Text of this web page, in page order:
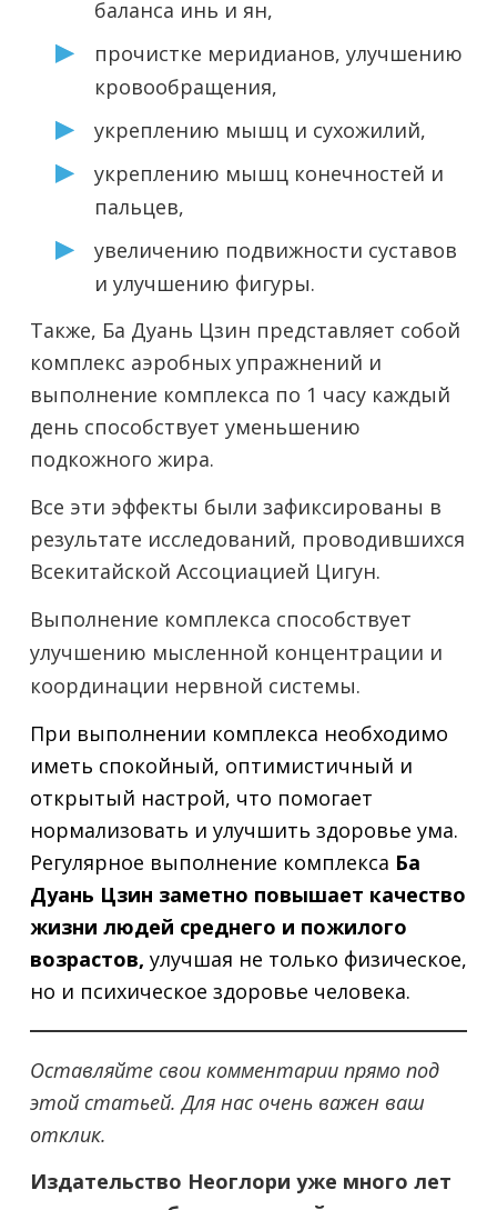
баланса инь и ян,
прочистке меридианов, улучшению
кровообращения,
укреплению мышц и сухожилий,
укреплению мышц конечностей и
пальцев,
увеличению подвижности суставов
и улучшению фигуры.
Также, Ба Дуань Цзин представляет собой
комплекс аэробных упражнений и
выполнение комплекса по 1 часу каждый
день способствует уменьшению
подкожного жира.
Все эти эффекты были зафиксированы в
результате исследований, проводившихся
Всекитайской Ассоциацией Цигун.
Выполнение комплекса способствует
улучшению мысленной концентрации и
координации нервной системы.
При выполнении комплекса необходимо
иметь спокойный, оптимистичный и
открытый настрой, что помогает
нормализовать и улучшить здоровье ума.
Регулярное выполнение комплекса Ба
Дуань Цзин заметно повышает качество
жизни людей среднего и пожилого
возрастов, улучшая не только физическое,
но и психическое здоровье человека.
Оставляйте свои комментарии прямо под
этой статьей. Для нас очень важен ваш
отклик.
Издательство Неоглори уже много лет